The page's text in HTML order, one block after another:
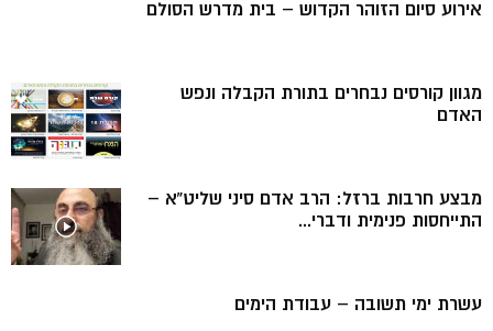
אירוע סיום הזוהר הקדוש – בית מדרש הסולם
מגוון קורסים נבחרים בתורת הקבלה ונפש
האדם
מבצע חרבות ברזל: הרב אדם סיני שליט”א –
התייחסות פנימית ודברי...
עשרת ימי תשובה – עבודת הימים